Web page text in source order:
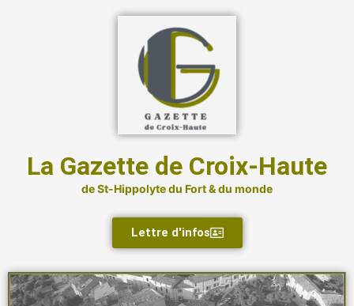
La Gazette de Croix-Haute
de St-Hippolyte du Fort & du monde
Lettre d'infos